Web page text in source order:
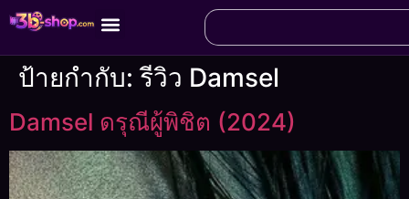
ป้ายกำกับ:รีวิว Damsel
Damsel ดรุณีผู้พิชิต (2024)